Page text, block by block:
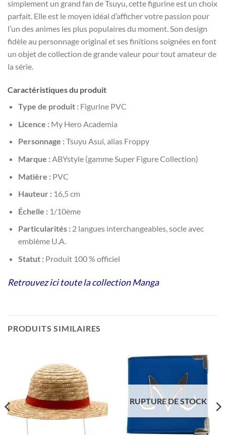
simplement un grand fan de Tsuyu, cette figurine est un choix
parfait. Elle est le moyen idéal d’afficher votre passion pour
l’un des animes les plus populaires du moment. Son design
fidèle au personnage original et ses finitions soignées en font
un objet de collection de grande valeur pour tout amateur de
la série.
Caractéristiques du produit
Type de produit :Figurine PVC
Licence :My Hero Academia
Personnage :Tsuyu Asui, alias Froppy
Marque :ABYstyle (gamme Super Figure Collection)
Matière :PVC
Hauteur :16,5 cm
Échelle :1/10ème
Particularités :2 langues interchangeables, socle avec
emblème U.A.
Statut :Produit 100 % officiel
Retrouvez ici toute la collection Manga
PRODUITS SIMILAIRES
RUPTURE DE STOCK